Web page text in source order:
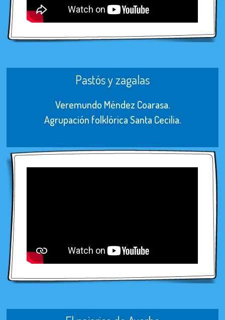
Pastós y zagalas
Veremundo Méndez Coarasa.
Agrupación folklórica Santa Cecilia.